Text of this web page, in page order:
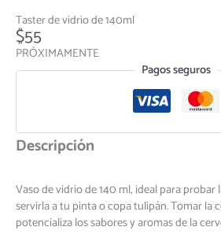
Taster de vidrio de 140ml
$55
PRÓXIMAMENTE
Pagos seguros
Descripción
Vaso de vidrio de 140 ml, ideal para probar
servirla a tu pinta o copa tulipán. Tomar la
potencializa los sabores y aromas de la